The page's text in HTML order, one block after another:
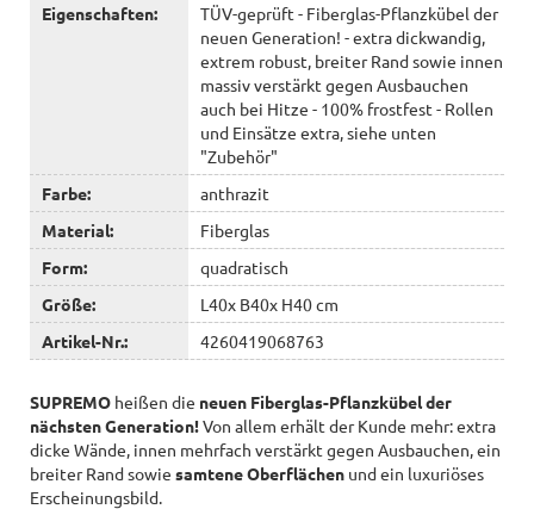
Eigenschaften:
TÜV-geprüft - Fiberglas-Pflanzkübel der
neuen Generation! - extra dickwandig,
extrem robust, breiter Rand sowie innen
massiv verstärkt gegen Ausbauchen
auch bei Hitze - 100% frostfest - Rollen
und Einsätze extra, siehe unten
"Zubehör"
Farbe:
anthrazit
Material:
Fiberglas
Form:
quadratisch
Größe:
L40x B40x H40 cm
Artikel-Nr.:
4260419068763
SUPREMO heißen die neuen Fiberglas-Pflanzkübel der
nächsten Generation!Von allem erhält der Kunde mehr: extra
dicke Wände, innen mehrfach verstärkt gegen Ausbauchen, ein
breiter Rand sowie samtene Oberflächen und ein luxuriöses
Erscheinungsbild.